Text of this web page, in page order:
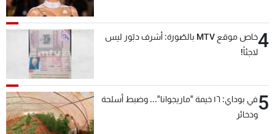
4
خاص موقع MTV بالصّورة: أشرف دبّور ليس
لاجئاً!
5
في بوداي: ١٦ خيمة "ماريجوانا"... وضبط أسلحة
وذخائر